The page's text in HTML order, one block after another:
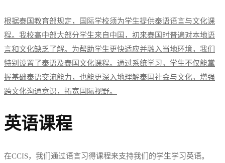
根据泰国教育部规定，国际学校须为学生提供泰语语言与文化课
程。我校高中部大部分学生来自中国，初来泰国时普遍对本地语
言和文化缺乏了解。为帮助学生更快适应并融入当地环境，我们
特别设置了泰语及泰国文化课程。通过系统学习，学生不仅能掌
握基础泰语交流能力，也能更深入地理解泰国社会与文化，增强
跨文化沟通意识，拓宽国际视野。
英语课程
在CCIS，我们通过语言习得课程来支持我们的学生学习英语。